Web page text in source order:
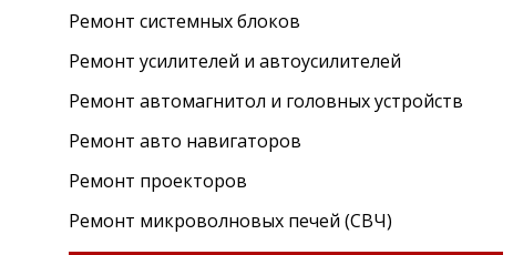
Ремонт системных блоков
Ремонт усилителей и автоусилителей
Ремонт автомагнитол и головных устройств
Ремонт авто навигаторов
Ремонт проекторов
Ремонт микроволновых печей (СВЧ)